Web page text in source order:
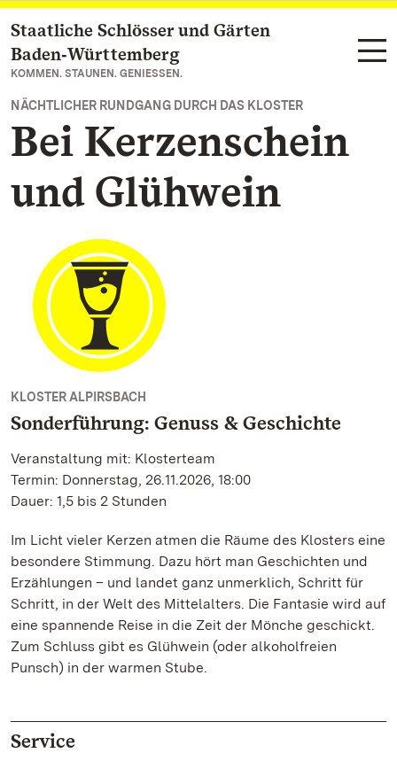
Zum Hauptinhalt springen
Staatliche Schlösser und Gärten
Baden‑Württemberg
KOMMEN. STAUNEN. GENIESSEN.
NÄCHTLICHER RUNDGANG DURCH DAS KLOSTER
Bei Kerzenschein
und Glühwein
KLOSTER ALPIRSBACH
Sonderführung: Genuss & Geschichte
Veranstaltung mit: Klosterteam
Termin: Donnerstag, 26.11.2026, 18:00
Dauer: 1,5 bis 2 Stunden
Im Licht vieler Kerzen atmen die Räume des Klosters eine
besondere Stimmung. Dazu hört man Geschichten und
Erzählungen – und landet ganz unmerklich, Schritt für
Schritt, in der Welt des Mittelalters. Die Fantasie wird auf
eine spannende Reise in die Zeit der Mönche geschickt.
Zum Schluss gibt es Glühwein (oder alkoholfreien
Punsch) in der warmen Stube.
Service